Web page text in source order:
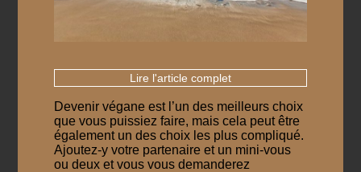
Lire l'article complet
Devenir végane est l’un des meilleurs choix
que vous puissiez faire, mais cela peut être
également un des choix les plus compliqué.
Ajoutez-y votre partenaire et un mini-vous
ou deux et vous vous demanderez